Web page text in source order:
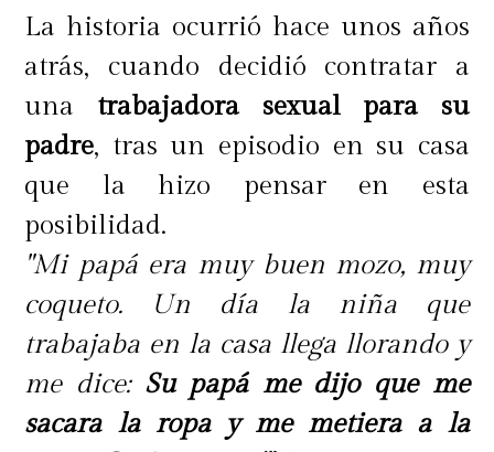
su cuerpo y si viven esta experiencia
con una pareja que prioriza su
placer, pueden llegar al orgasmo . Sin
embargo, la mayoría de quienes
tienen sexo por primera vez lo hacen
de la manera heteronormativa y esa
dinámica, junto con el estrés de la
primera vez, suele resultar no solo
en la falta de orgasmo, sino también
en una primera vez sin placer".
La historia ocurrió hace unos años
atrás, cuando decidió contratar a
una trabajadora sexual
para su
padre, tras un episodio en su casa
que la hizo pensar en esta
posibilidad.
"Mi papá era muy buen mozo, muy
coqueto. Un día la niña que
trabajaba en la casa llega llorando y
me dice: Su papá me dijo que me
sacara la ropa y me metiera a la